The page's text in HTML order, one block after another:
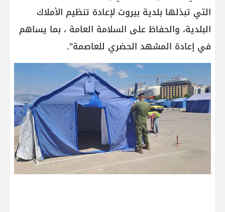
التي تبذلها بلدية بيروت لإعادة تنظيم الأملاك
البلدية، والحفاظ على السلامة العامة ، بما يساهم
في إعادة المشهد الحضري للعاصمة".